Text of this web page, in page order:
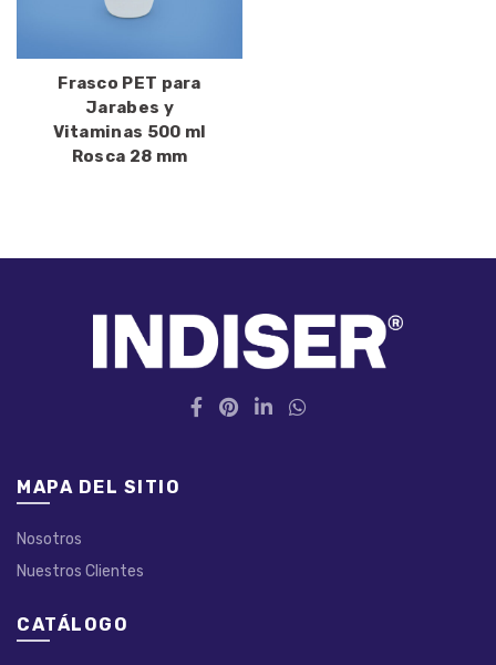
Frasco PET para
Jarabes y
Vitaminas 500 ml
Rosca 28 mm
MAPA DEL SITIO
Nosotros
Nuestros Clientes
CATÁLOGO